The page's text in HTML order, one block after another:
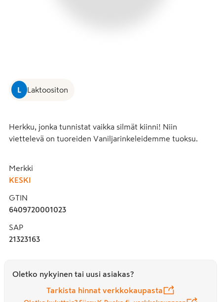
L Laktoositon
Herkku, jonka tunnistat vaikka silmät kiinni! Niin
viettelevä on tuoreiden Vaniljarinkeleidemme tuoksu.
Merkki
KESKI
GTIN
6409720001023
SAP
21323163
Oletko nykyinen tai uusi asiakas?
Tarkista hinnat verkkokaupasta